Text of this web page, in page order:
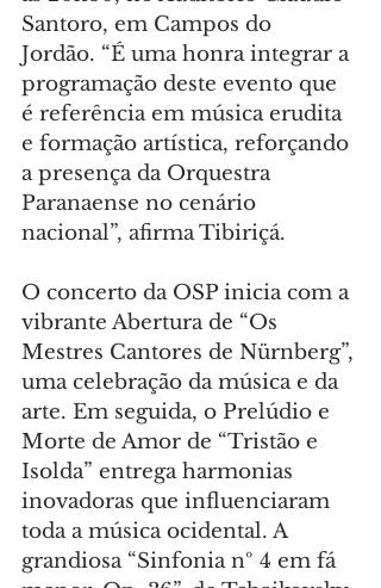
Santoro, em Campos do
Jordão. “É uma honra integrar a
programação deste evento que
é referência em música erudita
e formação artística, reforçando
a presença da Orquestra
Paranaense no cenário
nacional”, afirma Tibiriçá.
O concerto da OSP inicia com a
vibrante Abertura de “Os
Mestres Cantores de Nürnberg”,
uma celebração da música e da
arte. Em seguida, o Prelúdio e
Morte de Amor de “Tristão e
Isolda” entrega harmonias
inovadoras que influenciaram
toda a música ocidental. A
grandiosa “Sinfonia nº 4 em fá